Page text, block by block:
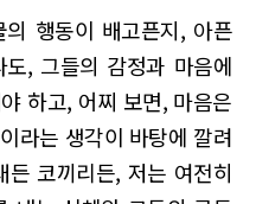
행동이 배고픈지, 아픈
, 그들의 감정과 마음에
하고, 어찌 보면, 마음은
라는 생각이 바탕에 깔려
코끼리든, 저는 여전히